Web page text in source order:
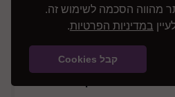
מהווה הסכמה לשימוש זה.
במדיניות הפרטיות.
קבל Cookies